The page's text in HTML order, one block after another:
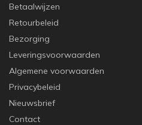
Betaalwijzen
Retourbeleid
Bezorging
Leveringsvoorwaarden
Algemene voorwaarden
Privacybeleid
Nieuwsbrief
Contact